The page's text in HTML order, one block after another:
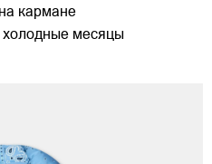
кармане
холодные месяцы